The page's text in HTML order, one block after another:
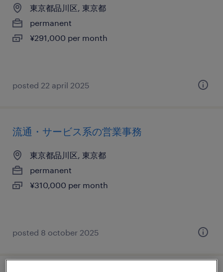
東京都品川区, 東京都
permanent
¥291,000 per month
posted 22 april 2025
流通・サービス系の営業事務
東京都品川区, 東京都
permanent
¥310,000 per month
posted 8 october 2025